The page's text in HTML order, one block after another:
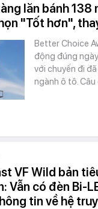
lăn bánh 138
"Tốt hơn",
Better Choice
động đúng
với chuyến đi
ngành ô tô.
VF Wild bản
Vẫn có đèn Bi-
tin về hệ